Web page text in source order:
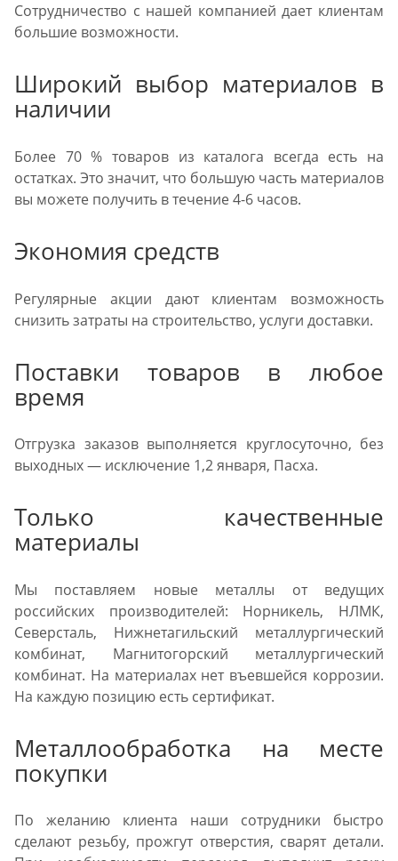
Сотрудничество с нашей компанией дает клиентам
большие возможности.
Широкий выбор материалов в
наличии
Более 70 % товаров из каталога всегда есть на
остатках. Это значит, что большую часть материалов
вы можете получить в течение 4-6 часов.
Экономия средств
Регулярные акции дают клиентам возможность
снизить затраты на строительство, услуги доставки.
Поставки товаров в любое
время
Отгрузка заказов выполняется круглосуточно, без
выходных — исключение 1,2 января, Пасха.
Только качественные
материалы
Мы поставляем новые металлы от ведущих
российских производителей: Норникель, НЛМК,
Северсталь, Нижнетагильский металлургический
комбинат, Магнитогорский металлургический
комбинат. На материалах нет въевшейся коррозии.
На каждую позицию есть сертификат.
Металлообработка на месте
покупки
По желанию клиента наши сотрудники быстро
сделают резьбу, прожгут отверстия, сварят детали.